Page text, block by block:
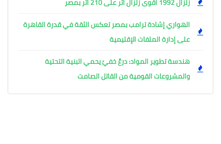
الهواري إشادة ترامب بمصر تعكس الثقة في قدرة القاهرة
على إدارة الملفات الإقليمية
هندسة تطوير المواد: درعٌ خفيّ يحمي البنية التحتية
والمشروعات القومية من القاتل الصامت